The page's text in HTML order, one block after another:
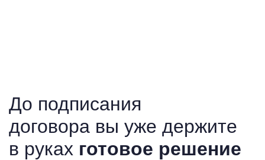
До подписания
договора вы уже держите
в руках готовое решение